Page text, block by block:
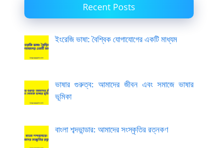
Recent Posts
ইংরেজি ভাষা: বৈশ্বিক যোগাযোগের একটি মাধ্যম
ভাষার গুরুত্ব: আমাদের জীবন এবং সমাজে ভাষার
ভূমিকা
বাংলা শব্দভান্ডার: আমাদের সংস্কৃতির রত্নকণ